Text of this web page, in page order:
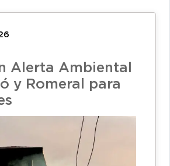
Alerta Ambiental
y Romeral para